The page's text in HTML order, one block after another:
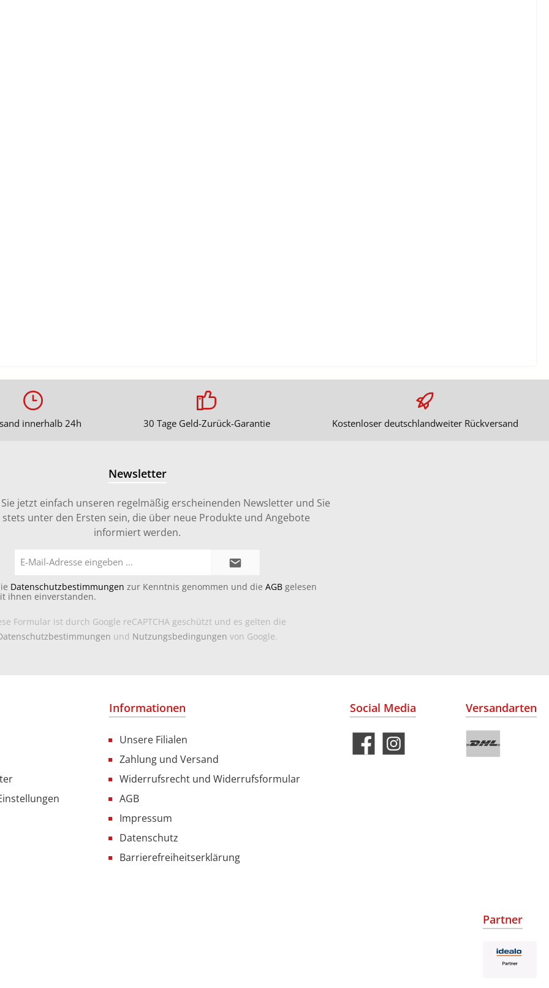
innerhalb 24h 30 Tage Geld-Zurück-Garantie Kostenloser deutschlandweiter Rückversand
Newsletter
jetzt einfach unseren regelmäßig erscheinenden Newsletter und Sie
unter den Ersten sein, die über neue Produkte und Angebote
informiert werden.
Mail-
Datenschutzbestimmungen zur Kenntnis genommen und die AGB gelesen
ihnen einverstanden.
Formular ist durch Google reCAPTCHA geschützt und es gelten die
und Nutzungsbedingungen von Google.
Informationen
Unsere Filialen
Zahlung und Versand
Widerrufsrecht und Widerrufsformular
AGB
Impressum
Datenschutz
Barrierefreiheitserklärung
Social Media Versandarten
Partner